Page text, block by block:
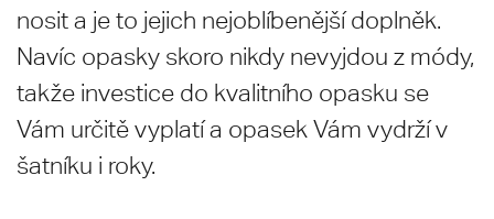
nosit a je to jejich nejoblíbenější doplněk.
Navíc opasky skoro nikdy nevyjdou z módy,
takže investice do kvalitního opasku se
Vám určitě vyplatí a opasek Vám vydrží v
šatníku i roky.